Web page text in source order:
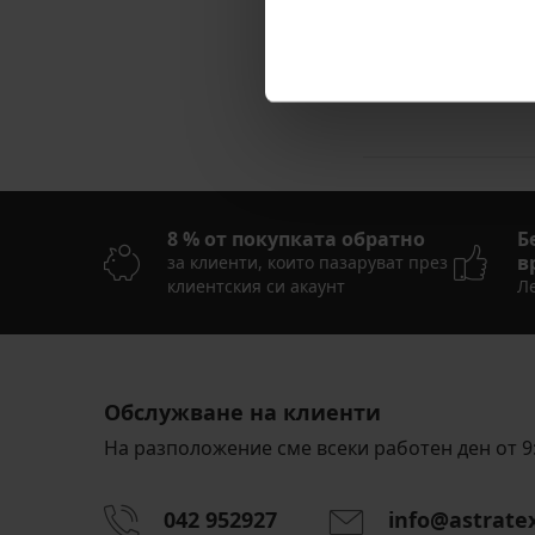
8 % от покупката обратно
за клиенти, които пазаруват през
клиентския си акаунт
Обслужване на клиенти
На разположение сме всеки работен ден от
042 952927